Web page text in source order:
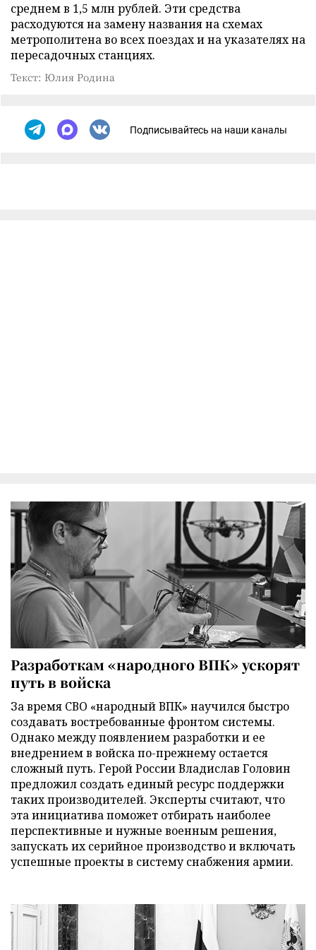
среднем в 1,5 млн рублей. Эти средства
расходуются на замену названия на схемах
метрополитена во всех поездах и на указателях на
пересадочных станциях.
Текст: Юлия Родина
Подписывайтесь на наши каналы
Разработкам «народного ВПК» ускорят
путь в войска
За время СВО «народный ВПК» научился быстро
создавать востребованные фронтом системы.
Однако между появлением разработки и ее
внедрением в войска по-прежнему остается
сложный путь. Герой России Владислав Головин
предложил создать единый ресурс поддержки
таких производителей. Эксперты считают, что
эта инициатива поможет отбирать наиболее
перспективные и нужные военным решения,
запускать их серийное производство и включать
успешные проекты в систему снабжения армии.